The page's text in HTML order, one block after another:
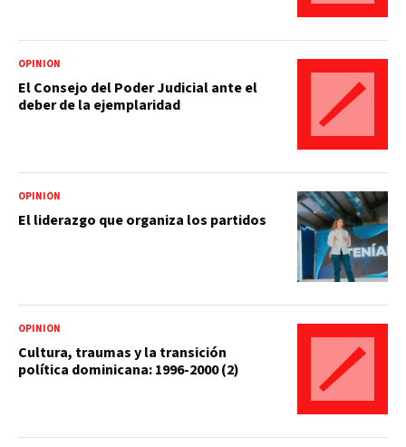
OPINIÓN
El Consejo del Poder Judicial ante el
deber de la ejemplaridad
OPINIÓN
El liderazgo que organiza los partidos
OPINIÓN
Cultura, traumas y la transición
política dominicana: 1996-2000 (2)